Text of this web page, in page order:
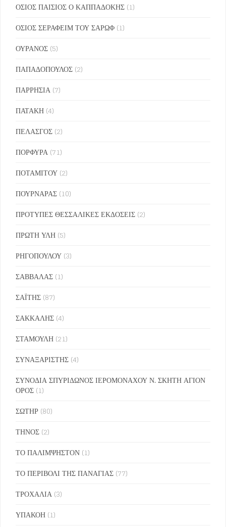
ΟΣΙΟΣ ΠΑΙΣΙΟΣ Ο ΚΑΠΠΑΔΟΚΗΣ (1)
ΟΣΙΟΣ ΣΕΡΑΦΕΙΜ ΤΟΥ ΣΑΡΩΦ (1)
ΟΥΡΑΝΟΣ (5)
ΠΑΠΑΔΟΠΟΥΛΟΣ (2)
ΠΑΡΡΗΣΙΑ (7)
ΠΑΤΑΚΗ (4)
ΠΕΛΑΣΓΟΣ (2)
ΠΟΡΦΥΡΑ (71)
ΠΟΤΑΜΙΤΟΥ (2)
ΠΟΥΡΝΑΡΑΣ (10)
ΠΡΟΤΥΠΕΣ ΘΕΣΣΑΛΙΚΕΣ ΕΚΔΟΣΕΙΣ (2)
ΠΡΩΤΗ ΥΛΗ (5)
ΡΗΓΟΠΟΥΛΟΥ (3)
ΣΑΒΒΑΛΑΣ (1)
ΣΑΪΤΗΣ (87)
ΣΑΚΚΑΛΗΣ (4)
ΣΤΑΜΟΥΛΗ (21)
ΣΥΝΑΞΑΡΙΣΤΗΣ (4)
ΣΥΝΟΔΙΑ ΣΠΥΡΙΔΩΝΟΣ ΙΕΡΟΜΟΝΑΧΟΥ Ν. ΣΚΗΤΗ ΑΓΙΟΝ
ΟΡΟΣ (1)
ΣΩΤΗΡ (80)
ΤΗΝΟΣ (2)
ΤΟ ΠΑΛΙΜΨΗΣΤΟΝ (1)
ΤΟ ΠΕΡΙΒΟΛΙ ΤΗΣ ΠΑΝΑΓΙΑΣ (77)
ΤΡΟΧΑΛΙΑ (3)
ΥΠΑΚΟΗ (1)